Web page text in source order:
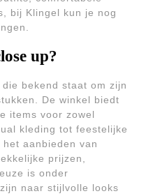
bij Klingel kun je nog
up?
bekend staat om zijn
De winkel biedt
items voor zowel
kleding tot feestelijke
aanbieden van
prijzen,
is onder
naar stijlvolle looks